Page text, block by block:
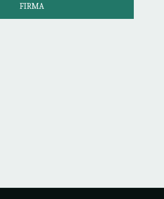
FIRMA